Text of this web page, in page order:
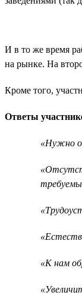
И в то же время
на рынке. На
Кроме того,
Ответы
«Нужно
«К нам